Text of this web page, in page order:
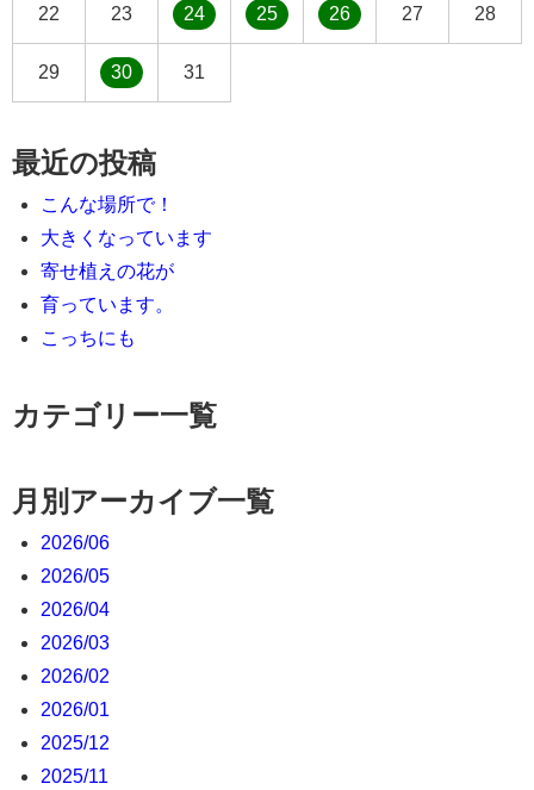
22 23 24 25 26 27 28
29 30 31
最近の投稿
こんな場所で！
大きくなっています
寄せ植えの花が
育っています。
こっちにも
カテゴリー一覧
月別アーカイブ一覧
2026/06
2026/05
2026/04
2026/03
2026/02
2026/01
2025/12
2025/11